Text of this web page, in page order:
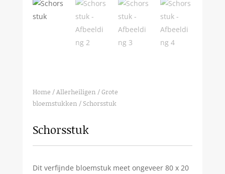
Home /Allerheiligen /Grote
bloemstukken / Schorsstuk
Schorsstuk
Dit verfijnde bloemstuk meet ongeveer 80 x 20